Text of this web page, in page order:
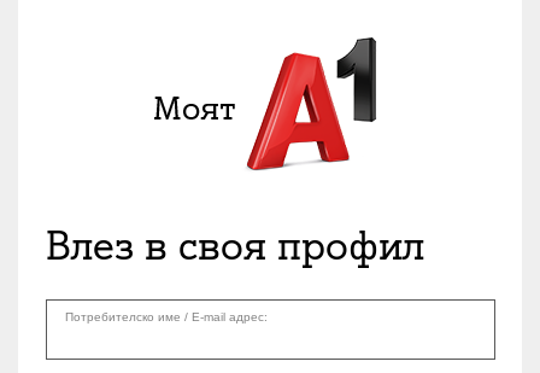
Влез в своя профил
Потребителско име / E-mail адрес: